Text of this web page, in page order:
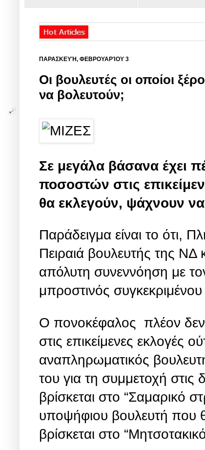
ΠΑΡΑΣΚΕΥΉ, ΦΕΒΡΟΥΑΡΊΟΥ 3
Οι βουλευτές οι οποίοι
να βολευτούν;
Σε μεγάλα βάσανα έχει
ποσοστών στις
θα εκλεγούν, ψάχνουν
Παράδειγμα είναι το ότι,
Πειραιά βουλευτής της
απόλυτη συνεννόηση με
μπροστινός
Ο πονοκέφαλος πλέον δεν
στις επικείμενες εκλογές
αναπληρωματικός
του για τη συμμετοχή
βρίσκεται στο “Σαμαρικό
υποψήφιου βουλευτή που
βρίσκεται στο